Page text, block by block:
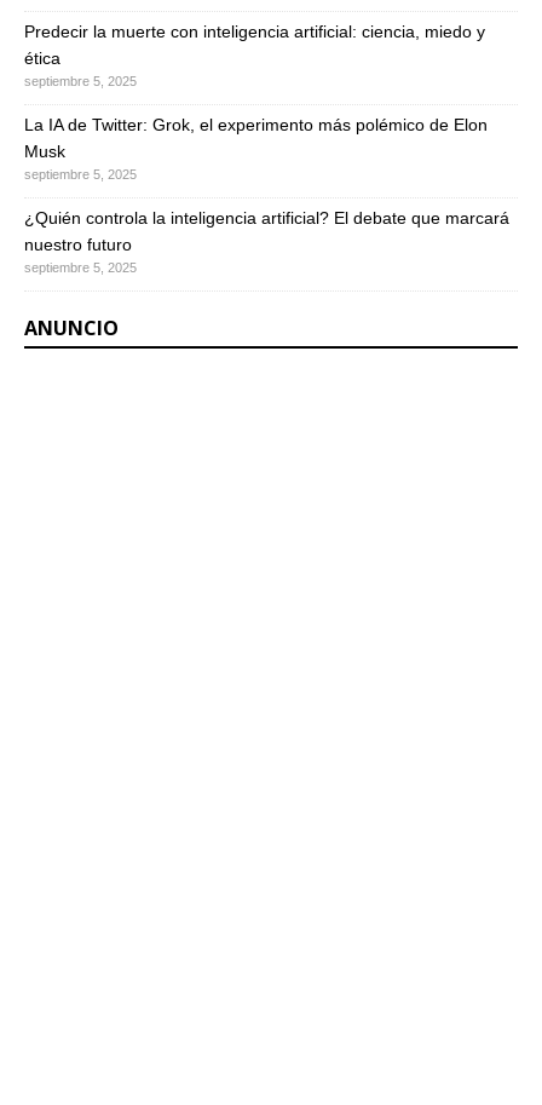
Predecir la muerte con inteligencia artificial: ciencia, miedo y
ética
septiembre 5, 2025
La IA de Twitter: Grok, el experimento más polémico de Elon
Musk
septiembre 5, 2025
¿Quién controla la inteligencia artificial? El debate que marcará
nuestro futuro
septiembre 5, 2025
ANUNCIO